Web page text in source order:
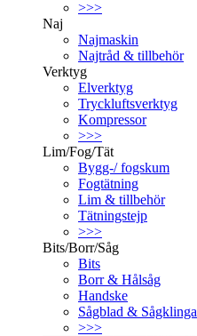
>>>
Naj
Najmaskin
Najtråd & tillbehör
Verktyg
Elverktyg
Tryckluftsverktyg
Kompressor
>>>
Lim/Fog/Tät
Bygg-/ fogskum
Fogtätning
Lim & tillbehör
Tätningstejp
>>>
Bits/Borr/Såg
Bits
Borr & Hålsåg
Handske
Sågblad & Sågklinga
>>>